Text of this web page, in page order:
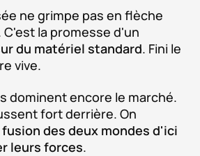
ne grimpe pas en flèche
C'est la promesse d'un
du matériel standard. Fini le
vive.
dominent encore le marché.
fort derrière. On
fusion des deux mondes d'ici
leurs forces.